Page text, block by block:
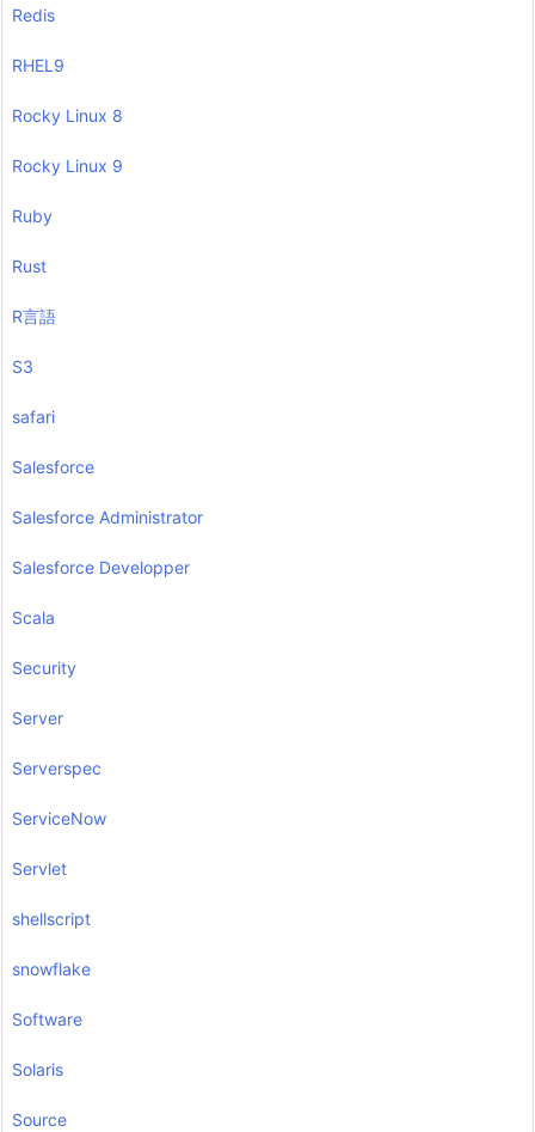
Redis
RHEL9
Rocky Linux 8
Rocky Linux 9
Ruby
Rust
R言語
S3
safari
Salesforce
Salesforce Administrator
Salesforce Developper
Scala
Security
Server
Serverspec
ServiceNow
Servlet
shellscript
snowflake
Software
Solaris
Source